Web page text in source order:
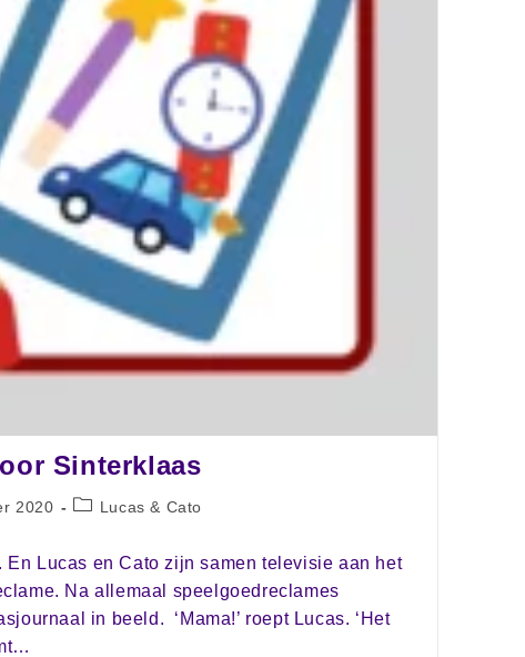
Sinterklaas
2020 Lucas & Cato
En Lucas en Cato zijn samen televisie aan het
Na allemaal speelgoedreclames
in beeld. ‘Mama!’ roept Lucas. ‘Het